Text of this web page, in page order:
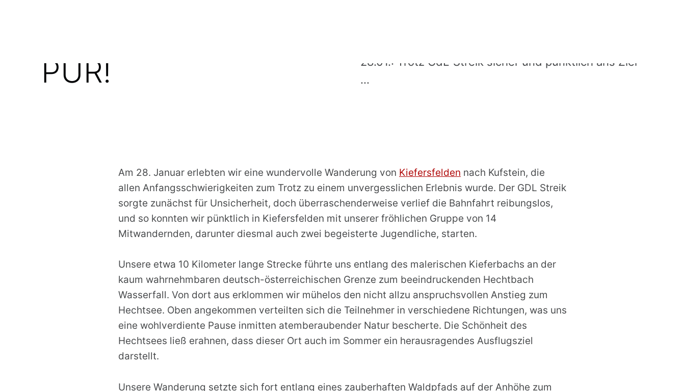
PUR!
28.01.: Trotz GdL-Streik sicher und pünktlich ans Ziel
...
Am 28. Januar erlebten wir eine wundervolle Wanderung von Kiefersfelden nach Kufstein, die
allen Anfangsschwierigkeiten zum Trotz zu einem unvergesslichen Erlebnis wurde. Der GDL Streik
sorgte zunächst für Unsicherheit, doch überraschenderweise verlief die Bahnfahrt reibungslos,
und so konnten wir pünktlich in Kiefersfelden mit unserer fröhlichen Gruppe von 14
Mitwandernden, darunter diesmal auch zwei begeisterte Jugendliche, starten.
Unsere etwa 10 Kilometer lange Strecke führte uns entlang des malerischen Kieferbachs an der
kaum wahrnehmbaren deutsch-österreichischen Grenze zum beeindruckenden Hechtbach
Wasserfall. Von dort aus erklommen wir mühelos den nicht allzu anspruchsvollen Anstieg zum
Hechtsee. Oben angekommen verteilten sich die Teilnehmer in verschiedene Richtungen, was uns
eine wohlverdiente Pause inmitten atemberaubender Natur bescherte. Die Schönheit des
Hechtsees ließ erahnen, dass dieser Ort auch im Sommer ein herausragendes Ausflugsziel
darstellt.
Unsere Wanderung setzte sich fort entlang eines zauberhaften Waldpfads auf der Anhöhe zum